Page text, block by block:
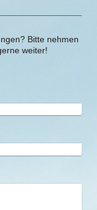
Bitte nehmen
weiter!